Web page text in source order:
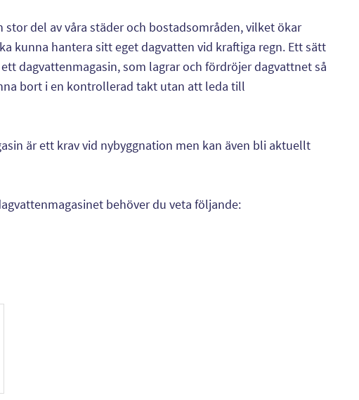
del av våra städer och bostadsområden, vilket ökar
kunna hantera sitt eget dagvatten vid kraftiga regn. Ett sätt
dagvattenmagasin, som lagrar och fördröjer dagvattnet så
bort i en kontrollerad takt utan att leda till
är ett krav vid nybyggnation men kan även bli aktuellt
behöver du veta följande: